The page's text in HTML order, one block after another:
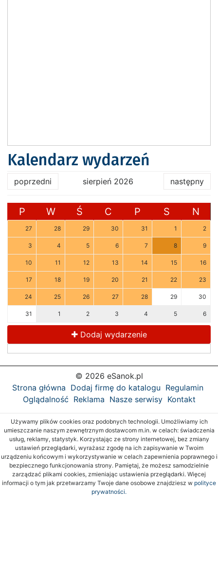
Kalendarz wydarzeń
poprzedni sierpień 2026 następny
P W Ś C P S N
27 28 29 30 31 1 2
3 4 5 6 7 8 9
10 11 12 13 14 15 16
17 18 19 20 21 22 23
24 25 26 27 28 29 30
31 1 2 3 4 5 6
Dodaj wydarzenie
© 2026 eSanok.pl
Strona główna Dodaj firmę do katalogu Regulamin
Oglądalność Reklama Nasze serwisy Kontakt
Używamy plików cookies oraz podobnych technologii. Umożliwiamy ich
umieszczanie naszym zewnętrznym dostawcom m.in. w celach: świadczenia
usług, reklamy, statystyk. Korzystając ze strony internetowej, bez zmiany
ustawień przeglądarki, wyrażasz zgodę na ich zapisywanie w Twoim
urządzeniu końcowym i wykorzystywanie w celach zapewnienia poprawnego i
bezpiecznego funkcjonowania strony. Pamiętaj, że możesz samodzielnie
zarządzać plikami cookies, zmieniając ustawienia przeglądarki. Więcej
informacji o tym jak przetwarzamy Twoje dane osobowe znajdziesz w polityce
prywatności.